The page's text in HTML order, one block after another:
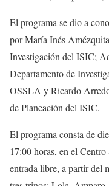
El programa se dio a
porMaría Inés
Investigación del ISIC;
Departamento de
OSSLA y Ricardo
de Planeación del ISIC.
El programa consta de
17:00 horas, en el
entrada libre, a partir del